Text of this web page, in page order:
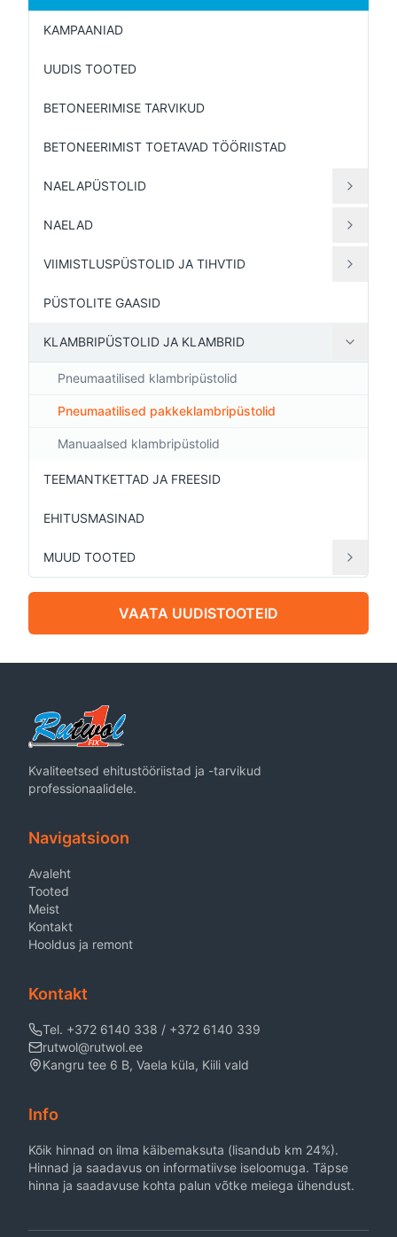
KAMPAANIAD
UUDIS TOOTED
BETONEERIMISE TARVIKUD
BETONEERIMIST TOETAVAD TÖÖRIISTAD
NAELAPÜSTOLID
NAELAD
VIIMISTLUSPÜSTOLID JA TIHVTID
PÜSTOLITE GAASID
KLAMBRIPÜSTOLID JA KLAMBRID
Pneumaatilised klambripüstolid
Pneumaatilised pakkeklambripüstolid
Manuaalsed klambripüstolid
TEEMANTKETTAD JA FREESID
EHITUSMASINAD
MUUD TOOTED
VAATA UUDISTOOTEID
Kvaliteetsed ehitustööriistad ja -tarvikud
professionaalidele.
Navigatsioon
Avaleht
Tooted
Meist
Kontakt
Hooldus ja remont
Kontakt
Tel. +372 6140 338 / +372 6140 339
rutwol@rutwol.ee
Kangru tee 6 B, Vaela küla, Kiili vald
Info
Kõik hinnad on ilma käibemaksuta (lisandub km 24%).
Hinnad ja saadavus on informatiivse iseloomuga. Täpse
hinna ja saadavuse kohta palun võtke meiega ühendust.